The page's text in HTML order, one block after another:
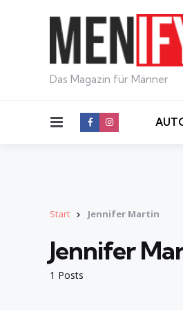
Das Magazin für Männer
Menu
Start Jennifer Martin
1 Posts
Jennifer